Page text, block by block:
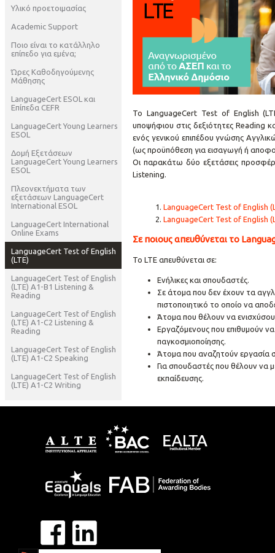
Υλικό προετοιμασίας
Academic Support
Ποιο είναι το κατάλληλο
επίπεδο για εμένα;
Ώρες Καθοδηγούμενης
Μάθησης
LanguageCert ESOL και
Επίπεδα CEFR
LanguageCert Young Learners
ESOL
Δομή Εξετάσεων
LanguageCert Young Learners
ESOL
Πλεονεκτήματα των
εξετάσεων LanguageCert
International ESOL
LanguageCert International
Online Exams
LanguageCert Test of English
(LTE)
LanguageCert Test of English
(LTE) A1-B1 Listening &
Reading
LanguageCert Test of English
(LTE) A1-C2 Listening &
Reading
LanguageCert Test of English
(LTE) A1-C2 Speaking
LanguageCert Test of English
(LTE) A1-C2 Writing
Το LanguageCert Test of English
υποψήφιου στις δεξιότητες Reading
ενός γενικού επιπέδου γνώσης
(ως προϋπόθεση για εισαγωγή ή
Οι παρακάτω δύο εξετάσεις
Listening.
LanguageCert Test of English
LanguageCert Test of English
Σε ποιους απευθύνεται το
Το LTE απευθύνεται σε:
Ενήλικες και σπουδαστές.
Σε άτομα που δεν έχουν τα
πιστοποιητικό το οποίο να
Άτομα που θέλουν να
Εργαζόμενους που επιθυμούν
παγκοσμιοποίησης.
Άτομα που αναζητούν εργασία
Για σπουδαστές που θέλουν να
εκπαίδευσης.